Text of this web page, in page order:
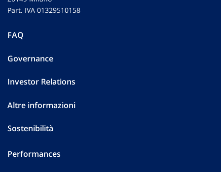
Part. IVA 01329510158
FAQ
Governance
Investor Relations
Altre informazioni
Sostenibilità
Performances